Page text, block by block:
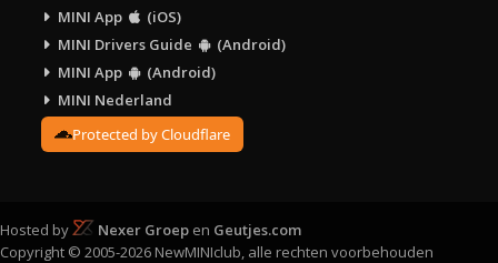
MINI App
(iOS)
MINI Drivers Guide
(Android)
MINI App
(Android)
MINI Nederland
Protected by Cloudflare
Hosted by Nexer Groep en Geutjes.com
Copyright © 2005-2026 NewMINIclub, alle rechten voorbehouden